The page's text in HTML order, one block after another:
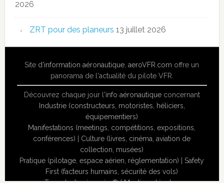
2026
ZRT pour des planeurs 13 juillet 2026
Site d'information aéronautique,aeroVFR.com offre un
panorama de l'actualité du pilote VFR.
Découvrez chaque jour l'info aéronautiqueconcernant
Industrie (constructeurs, motoristes, héliciers,
équipementiers)
Manifestations (meetings, compétitions, expositions,
conférences)
Culture (livres, cinéma, aviation de
collection, musées)
Pratique (pilotage, espace aérien, réglementation) |Safety
First (facteurs humains, sécurité des vols)